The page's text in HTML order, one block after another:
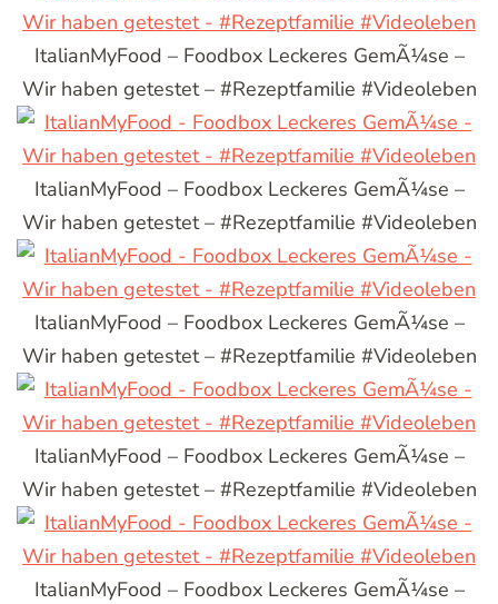
ItalianMyFood – Foodbox Leckeres GemÃ¼se –
Wir haben getestet – #Rezeptfamilie #Videoleben
ItalianMyFood – Foodbox Leckeres GemÃ¼se –
Wir haben getestet – #Rezeptfamilie #Videoleben
ItalianMyFood – Foodbox Leckeres GemÃ¼se –
Wir haben getestet – #Rezeptfamilie #Videoleben
ItalianMyFood – Foodbox Leckeres GemÃ¼se –
Wir haben getestet – #Rezeptfamilie #Videoleben
ItalianMyFood – Foodbox Leckeres GemÃ¼se –